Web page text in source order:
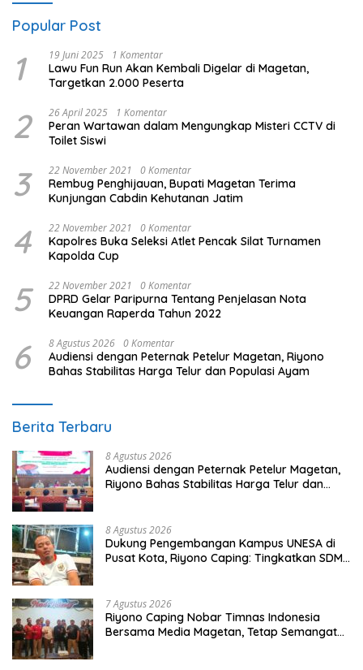
Popular Post
1 19 Juni 2025 1 Komentar
Lawu Fun Run Akan Kembali Digelar di Magetan,
Targetkan 2.000 Peserta
2 26 April 2025 1 Komentar
Peran Wartawan dalam Mengungkap Misteri CCTV di
Toilet Siswi
3 22 November 2021 0 Komentar
Rembug Penghijauan, Bupati Magetan Terima
Kunjungan Cabdin Kehutanan Jatim
4 22 November 2021 0 Komentar
Kapolres Buka Seleksi Atlet Pencak Silat Turnamen
Kapolda Cup
5 22 November 2021 0 Komentar
DPRD Gelar Paripurna Tentang Penjelasan Nota
Keuangan Raperda Tahun 2022
6 8 Agustus 2026 0 Komentar
Audiensi dengan Peternak Petelur Magetan, Riyono
Bahas Stabilitas Harga Telur dan Populasi Ayam
Berita Terbaru
8 Agustus 2026
Audiensi dengan Peternak Petelur Magetan,
Riyono Bahas Stabilitas Harga Telur dan
8 Agustus 2026
Dukung Pengembangan Kampus UNESA di
Pusat Kota, Riyono Caping: Tingkatkan SDM
7 Agustus 2026
Riyono Caping Nobar Timnas Indonesia
Bersama Media Magetan, Tetap Semangat